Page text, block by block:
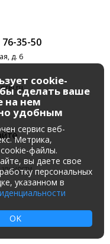
76-35-50
д. 6
cookie-
сделать ваше
на нем
удобным
сервис веб-
Метрика,
файлы.
вы даете свое
персональных
указанном в
OK